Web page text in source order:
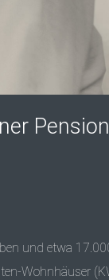
und etwa
Wohnhäuser (